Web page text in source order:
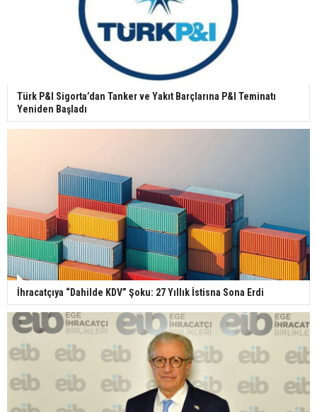
Türk P&I Sigorta’dan Tanker ve Yakıt Barçlarına P&I Teminatı
Yeniden Başladı
İhracatçıya “Dahilde KDV” Şoku: 27 Yıllık İstisna Sona Erdi